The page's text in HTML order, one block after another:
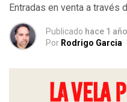
Entradas en venta a través
Publicado hace 1 año
Por Rodrigo Garcia